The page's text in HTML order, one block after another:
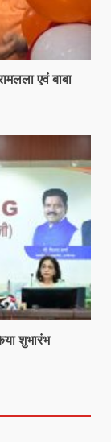
एवं बाबा
शुभारंभ